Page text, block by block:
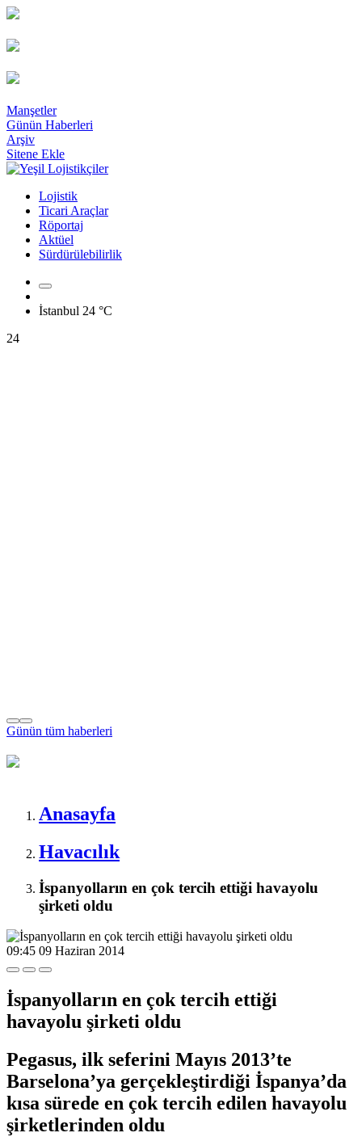
Manşetler
Günün Haberleri
Arşiv
Sitene Ekle
Lojistik
Ticari Araçlar
Röportaj
Aktüel
Sürdürülebilirlik
İstanbul 24 °C
24
Günün tüm haberleri
Anasayfa
Havacılık
İspanyolların en çok tercih ettiği havayolu
şirketi oldu
09:45 09 Haziran 2014
İspanyolların en çok tercih ettiği
havayolu şirketi oldu
Pegasus, ilk seferini Mayıs 2013’te
Barselona’ya gerçekleştirdiği İspanya’da
kısa sürede en çok tercih edilen havayolu
şirketlerinden oldu